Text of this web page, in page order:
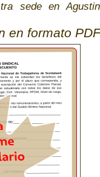
sede en
en formato